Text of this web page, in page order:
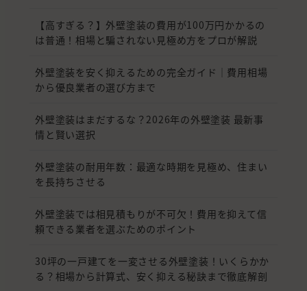
【高すぎる？】外壁塗装の費用が100万円かかるの
は普通！相場と騙されない見極め方をプロが解説
外壁塗装を安く抑えるための完全ガイド｜費用相場
から優良業者の選び方まで
外壁塗装はまだするな？2026年の外壁塗装 最新事
情と賢い選択
外壁塗装の耐用年数：最適な時期を見極め、住まい
を長持ちさせる
外壁塗装では相見積もりが不可欠！費用を抑えて信
頼できる業者を選ぶためのポイント
30坪の一戸建てを一変させる外壁塗装！いくらかか
る？相場から計算式、安く抑える秘訣まで徹底解剖